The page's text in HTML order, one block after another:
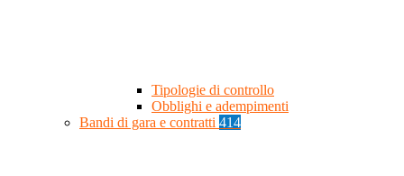
Tipologie di controllo
Obblighi e adempimenti
Bandi di gara e contratti 414